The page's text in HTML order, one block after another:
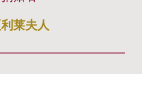
莱夫人